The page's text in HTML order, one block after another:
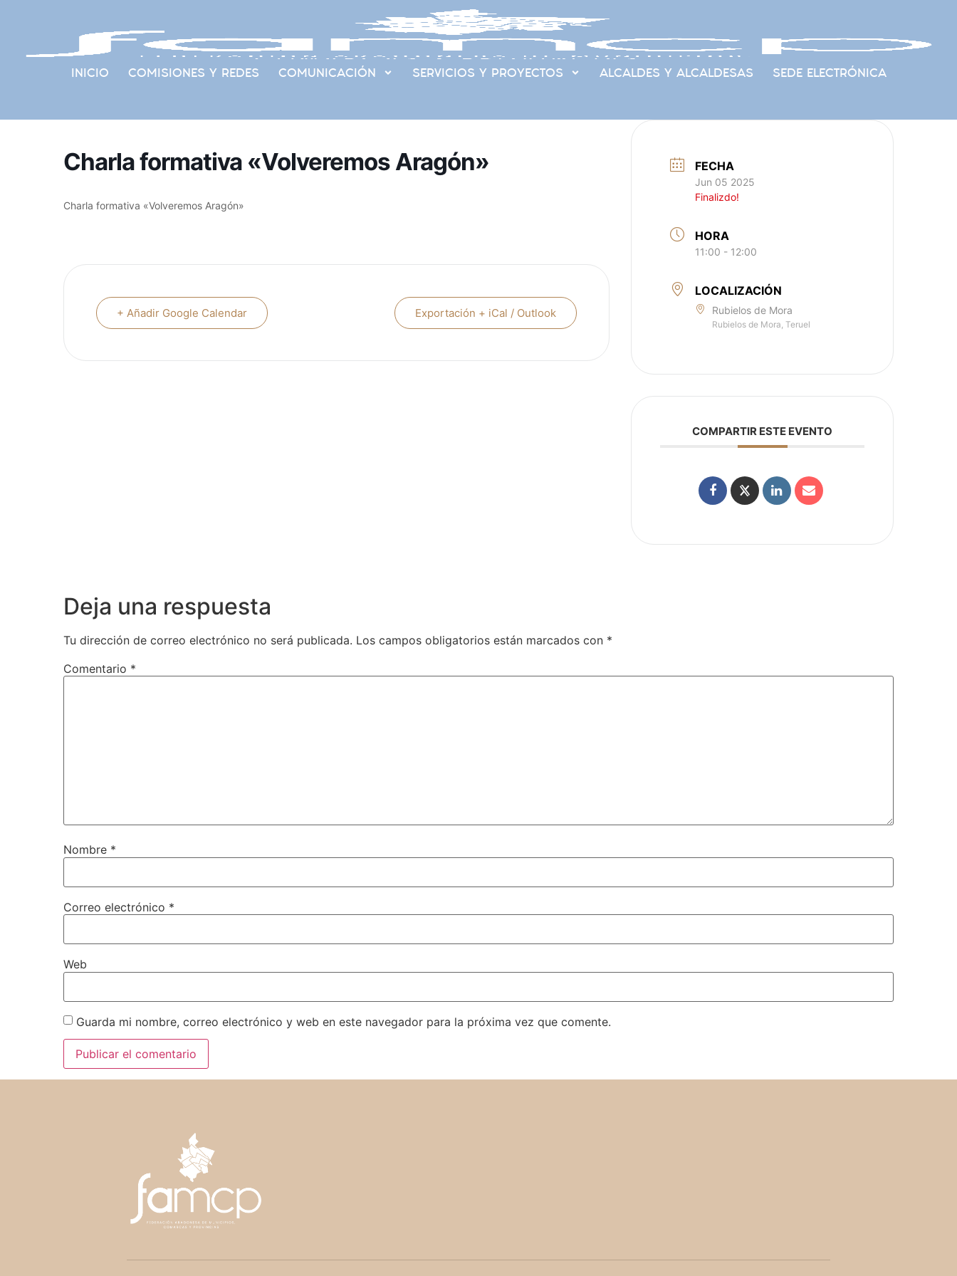
INICIO COMISIONES Y REDES COMUNICACIÓN SERVICIOS Y PROYECTOS ALCALDES Y ALCALDESAS SEDE ELECTRÓNICA
Charla formativa «Volveremos Aragón»
Charla formativa «Volveremos Aragón»
+ Añadir Google Calendar Exportación + iCal / Outlook
FECHA
Jun 05 2025
Finalizdo!
HORA
11:00 - 12:00
LOCALIZACIÓN
Rubielos de Mora
Rubielos de Mora, Teruel
COMPARTIR ESTE EVENTO
Deja una respuesta
Tu dirección de correo electrónico no será publicada. Los campos obligatorios están marcados con *
Comentario *
Nombre *
Correo electrónico *
Web
Guarda mi nombre, correo electrónico y web en este navegador para la próxima vez que comente.